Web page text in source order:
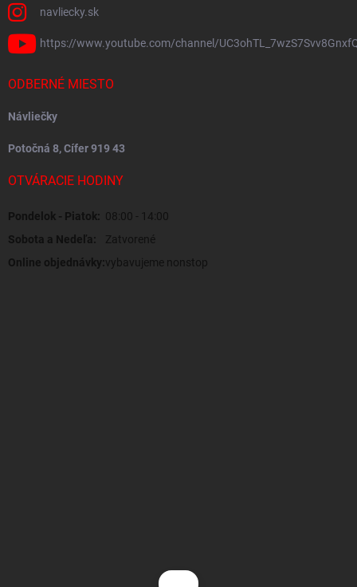
navliecky.sk
https://www.youtube.com/channel/
ODBERNÉ MIESTO
Návliečky
Potočná 8, Cífer 919 43
OTVÁRACIE HODINY
Pondelok - Piatok: 08:00 - 14:00
Sobota a Nedeľa:
Zatvorené
Online objednávky:vybavujeme nonstop